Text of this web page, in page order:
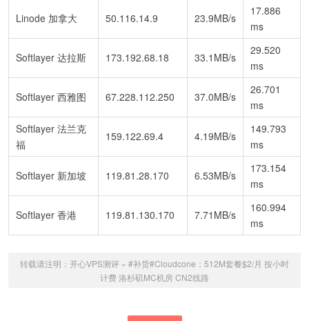
Linode 加拿大 50.116.14.9 23.9MB/s
17.886
ms
Softlayer 达拉斯 173.192.68.18 33.1MB/s
29.520
ms
Softlayer 西雅图 67.228.112.250 37.0MB/s
26.701
ms
Softlayer 法兰克
福
159.122.69.4 4.19MB/s
149.793
ms
Softlayer 新加坡 119.81.28.170 6.53MB/s
173.154
ms
Softlayer 香港 119.81.130.170 7.71MB/s
160.994
ms
转载请注明： 开心VPS测评 » #补货#Cloudcone：512M套餐$2/月 按小时
计费 洛杉矶MC机房 CN2线路